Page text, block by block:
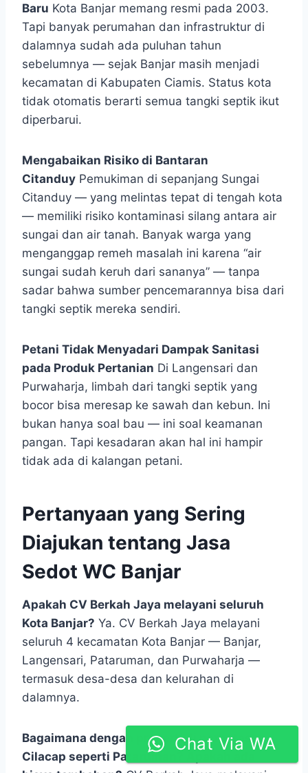
Menganggap Kota Baru Berarti Infrastruktur
Baru
Kota Banjar memang resmi pada 2003.
Tapi banyak perumahan dan infrastruktur di
dalamnya sudah ada puluhan tahun
sebelumnya — sejak Banjar masih menjadi
kecamatan di Kabupaten Ciamis. Status kota
Mengabaikan Risiko di Bantaran
Citanduy Pemukiman di sepanjang Sungai
Citanduy — yang melintas tepat di tengah kota
— memiliki risiko kontaminasi silang antara air
sungai dan air tanah. Banyak warga yang
menganggap remeh masalah ini karena “air
sungai sudah keruh dari sananya” — tanpa
Petani Tidak Menyadari Dampak Sanitasi
pada Produk Pertanian
Di Langensari dan
Purwaharja, limbah dari tangki septik yang
bocor bisa meresap ke sawah dan kebun. Ini
bukan hanya soal bau — ini soal keamanan
Pertanyaan yang Sering
Diajukan tentang Jasa
Sedot WC Banjar
Apakah CV Berkah Jaya melayani seluruh
Kota Banjar?Ya. CV Berkah Jaya melayani
seluruh 4 kecamatan Kota Banjar — Banjar,
Langensari, Pataruman, dan Purwaharja —
Bagaimana dengan properti di perbatasan
Chat Via WA